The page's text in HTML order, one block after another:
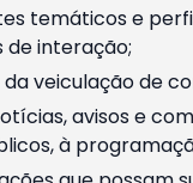
temáticos e
de interação;
veiculação de
avisos e
à